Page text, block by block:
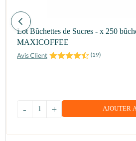
Lot Bûchettes de Sucres - x 250
MAXICOFFEE
(19)
+
- AJOUTER